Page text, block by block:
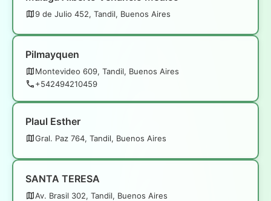
9 de Julio 452, Tandil, Buenos Aires
Pilmayquen
Montevideo 609, Tandil, Buenos Aires
+542494210459
Plaul Esther
Gral. Paz 764, Tandil, Buenos Aires
SANTA TERESA
Av. Brasil 302, Tandil, Buenos Aires